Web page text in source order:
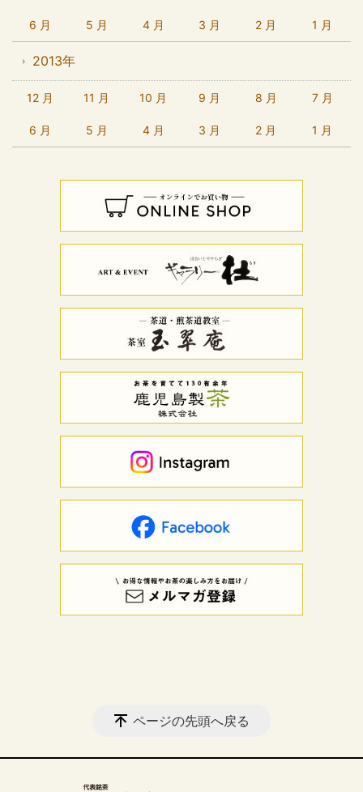
6 月 5 月 4 月 3 月 2 月 1 月
2013年
12 月 11 月 10 月 9 月 8 月 7 月
6 月 5 月 4 月 3 月 2 月 1 月
ページの先頭へ戻る